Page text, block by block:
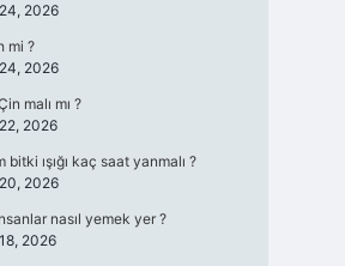
2026
mi ?
2026
malı mı ?
2026
ışığı kaç saat yanmalı ?
2026
nasıl yemek yer ?
2026